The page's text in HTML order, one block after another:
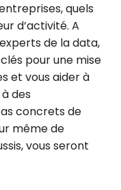
quels
d’activité. A
de la data,
pour une mise
et vous aider à
des
concrets de
même de
vous seront